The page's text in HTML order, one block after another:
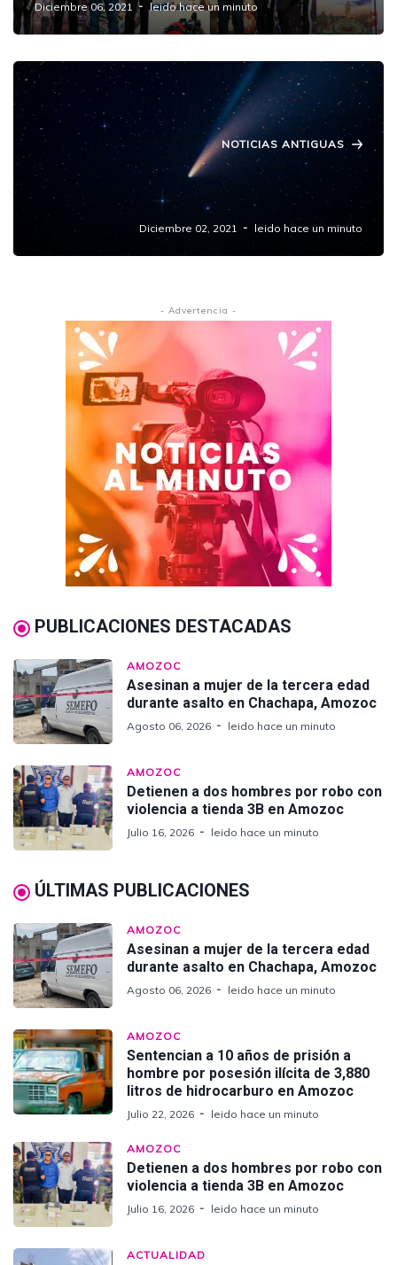
Diciembre 06, 2021 leido hace un minuto
NOTICIAS ANTIGUAS
Cometa Leonard será visible sin telescopio
en México.
Diciembre 02, 2021 leido hace un minuto
- Advertencia -
PUBLICACIONES DESTACADAS
AMOZOC
Asesinan a mujer de la tercera edad
durante asalto en Chachapa, Amozoc
Agosto 06, 2026 leido hace un minuto
AMOZOC
Detienen a dos hombres por robo con
violencia a tienda 3B en Amozoc
Julio 16, 2026 leido hace un minuto
ÚLTIMAS PUBLICACIONES
AMOZOC
Asesinan a mujer de la tercera edad
durante asalto en Chachapa, Amozoc
Agosto 06, 2026 leido hace un minuto
AMOZOC
Sentencian a 10 años de prisión a
hombre por posesión ilícita de 3,880
litros de hidrocarburo en Amozoc
Julio 22, 2026 leido hace un minuto
AMOZOC
Detienen a dos hombres por robo con
violencia a tienda 3B en Amozoc
Julio 16, 2026 leido hace un minuto
ACTUALIDAD